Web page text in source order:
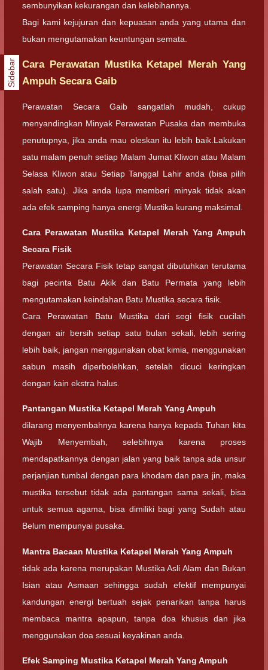
sembunyikan kekurangan dan kelebihannya.
Bagi kami kejujuran dan kepuasan anda yang utama dan
bukan mengutamakan keuntungan semata.
Cara Perawatan Mustika Ketapel Merah Yang
Ampuh Secara Gaib
Perawatan Secara Gaib sangatlah mudah, cukup
menyandingkan Minyak Perawatan Pusaka dan membuka
penutupnya, jika anda mau oleskan itu lebih baik.Lakukan
satu malam penuh setiap Malam Jumat Kliwon atau Malam
Selasa Kliwon atau Setiap Tanggal Lahir anda (bisa pilih
salah satu). Jika anda lupa memberi minyak tidak akan
ada efek samping hanya energi Mustika kurang maksimal.
Cara Perawatan Mustika Ketapel Merah Yang Ampuh
Secara Fisik
Perawatan Secara Fisik tetap sangat dibutuhkan terutama
bagi pecinta Batu Akik dan Batu Permata yang lebih
mengutamakan keindahan Batu Mustika secara fisik.
Cara Perawatan Batu Mustika dari segi fisik cucilah
dengan air bersih setiap satu bulan sekali, lebih sering
lebih baik, jangan menggunakan obat kimia, menggunakan
sabun masih diperbolehkan, setelah dicuci keringkan
dengan kain ekstra halus.
Pantangan Mustika Ketapel Merah Yang Ampuh
dilarang menyembahnya karena hanya kepada Tuhan kita
Wajib Menyembah, selebihnya karena proses
mendapatkannya dengan jalan yang baik tanpa ada unsur
perjanjian tumbal dengan para khodam dan para jin, maka
mustika tersebut tidak ada pantangan sama sekali, bisa
untuk semua agama, bisa dimiliki bagi yang Sudah atau
Belum mempunyai pusaka.
Mantra Bacaan Mustika Ketapel Merah Yang Ampuh
tidak ada karena merupakan Mustika Asli Alam dan Bukan
Isian atau Asmaan sehingga sudah efektif mempunyai
kandungan energi bertuah sejak penarikan tanpa harus
membaca mantra apapun, tanpa doa khusus dan jika
menggunakan doa sesuai keyakinan anda.
Efek Samping Mustika Ketapel Merah Yang Ampuh
Sidebar